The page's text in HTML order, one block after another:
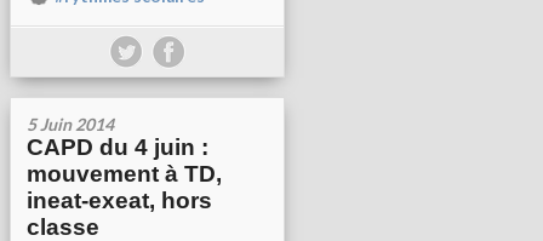
5 Juin 2014
CAPD du 4 juin :
mouvement à TD,
ineat-exeat, hors
classe